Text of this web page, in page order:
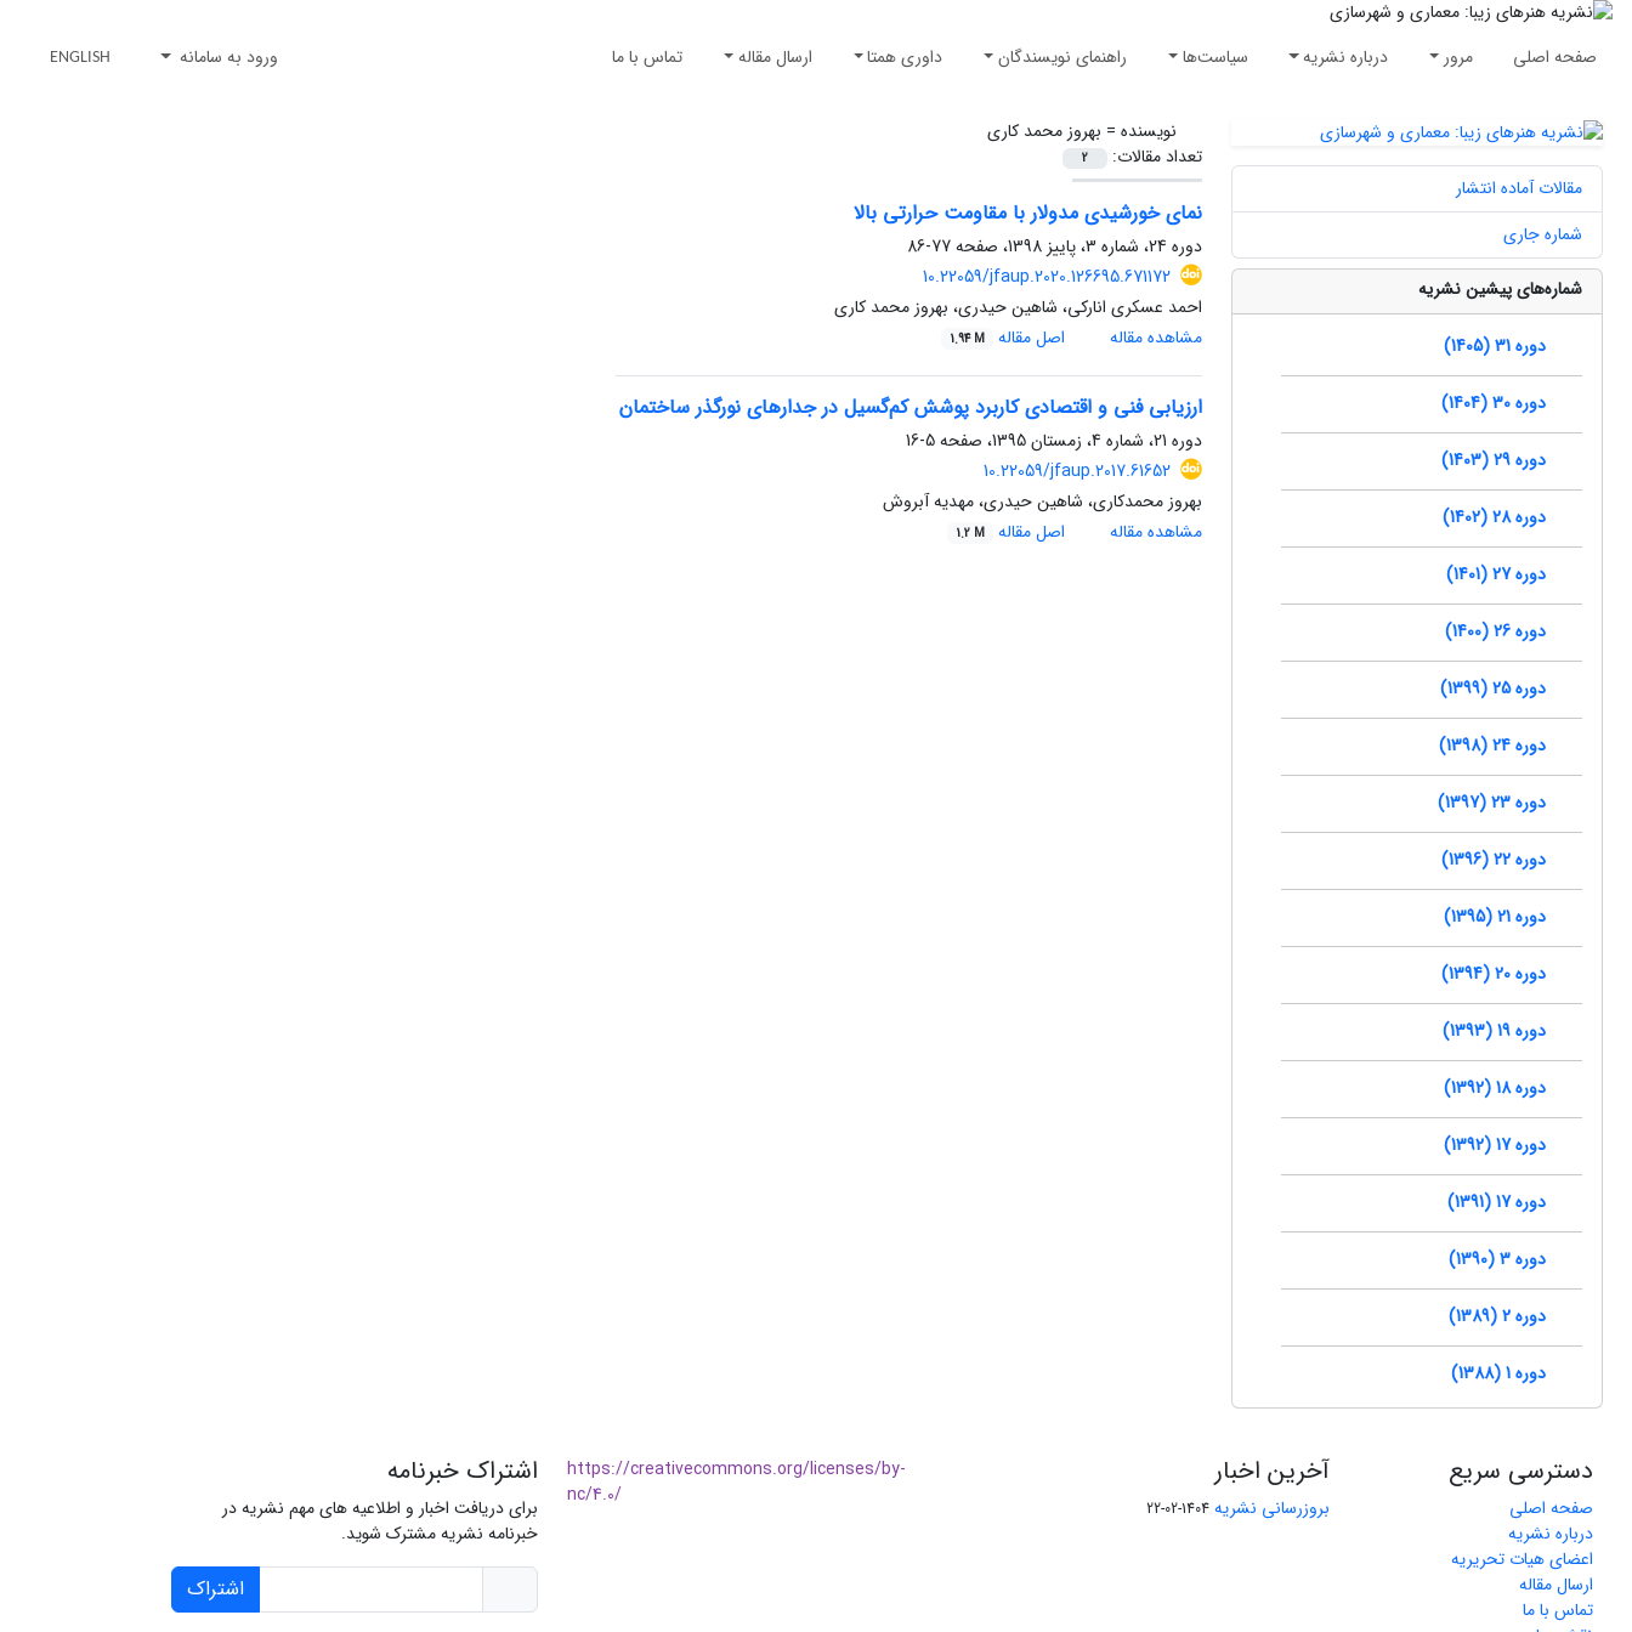
صفحه اصلی مرور درباره نشریه سیاست‌ها راهنمای نویسندگان داوری همتا ارسال مقاله تماس با ما ورود به سامانه ENGLISH
نویسنده = بهروز محمد کاری
تعداد مقالات:
2
نمای خورشیدی مدولار با مقاومت حرارتی بالا
دوره 24، شماره 3، پاییز 1398، صفحه
77-86
10.22059/jfaup.2020.126695.671172
احمد عسکری انارکی، شاهین حیدری، بهروز محمد کاری
مشاهده مقاله
اصل مقاله 1.94 M
ارزیابی فنی و اقتصادی کاربرد پوشش کم‌گسیل در جدارهای نورگذر ساختمان
دوره 21، شماره 4، زمستان 1395، صفحه
5-16
10.22059/jfaup.2017.61652
بهروز محمدکاری، شاهین حیدری، مهدیه آبروش
مشاهده مقاله
اصل مقاله 1.2 M
مقالات آماده انتشار
شماره جاری
شماره‌های پیشین نشریه
دوره 31 (1405)
دوره 30 (1404)
دوره 29 (1403)
دوره 28 (1402)
دوره 27 (1401)
دوره 26 (1400)
دوره 25 (1399)
دوره 24 (1398)
دوره 23 (1397)
دوره 22 (1396)
دوره 21 (1395)
دوره 20 (1394)
دوره 19 (1393)
دوره 18 (1392)
دوره 17 (1392)
دوره 17 (1391)
دوره 3 (1390)
دوره 2 (1389)
دوره 1 (1388)
دسترسی سریع
صفحه اصلی
درباره نشریه
اعضای هیات تحریریه
ارسال مقاله
تماس با ما
آخرین اخبار
بروزرسانی نشریه 1404-02-22
https://creativecommons.org/licenses/by-
nc/4.0/
اشتراک خبرنامه
برای دریافت اخبار و اطلاعیه های مهم نشریه در
خبرنامه نشریه مشترک شوید.
اشتراک